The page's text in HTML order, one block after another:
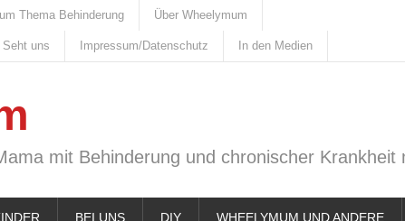
Thema Behinderung Über Wheelymum
uns Impressum/Datenschutz In den Medien
mit Behinderung und chronischer Krankheit
BEI UNS DIY WHEELYMUM UND ANDERE